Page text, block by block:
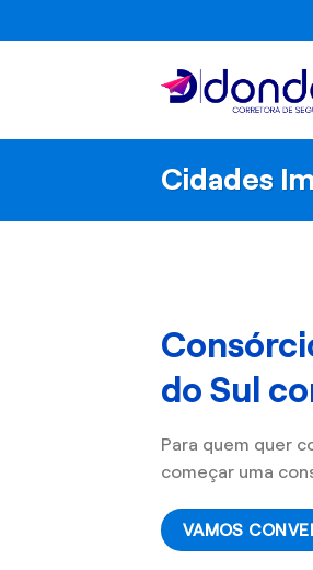
to
Cidades
do Sul
Para quem quer
começar uma
VAMOS